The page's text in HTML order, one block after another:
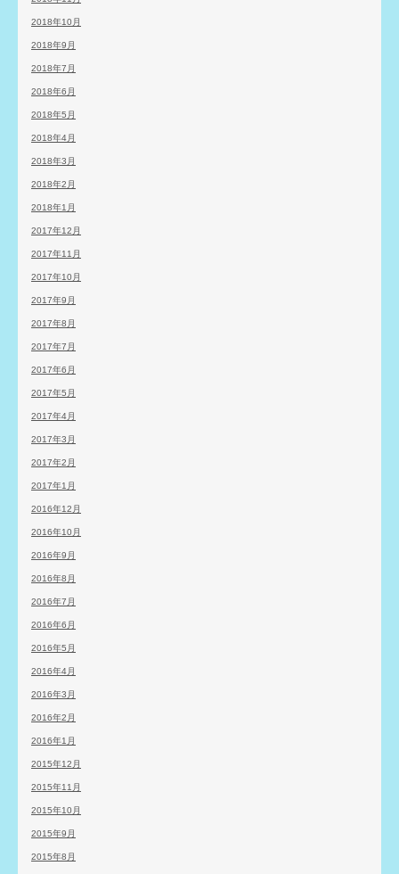
2018年10月
2018年9月
2018年7月
2018年6月
2018年5月
2018年4月
2018年3月
2018年2月
2018年1月
2017年12月
2017年11月
2017年10月
2017年9月
2017年8月
2017年7月
2017年6月
2017年5月
2017年4月
2017年3月
2017年2月
2017年1月
2016年12月
2016年10月
2016年9月
2016年8月
2016年7月
2016年6月
2016年5月
2016年4月
2016年3月
2016年2月
2016年1月
2015年12月
2015年11月
2015年10月
2015年9月
2015年8月